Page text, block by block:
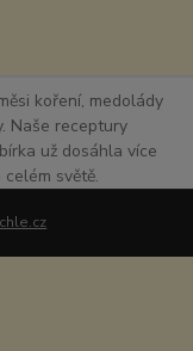
koření, medolády
Naše receptury
už dosáhla více
světě.